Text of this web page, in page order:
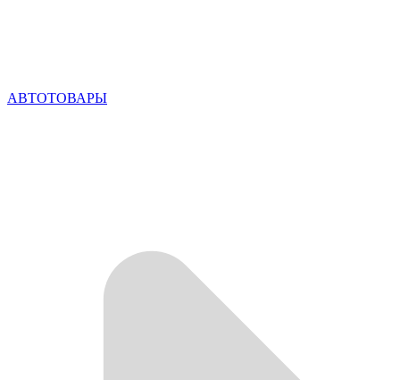
АВТОТОВАРЫ